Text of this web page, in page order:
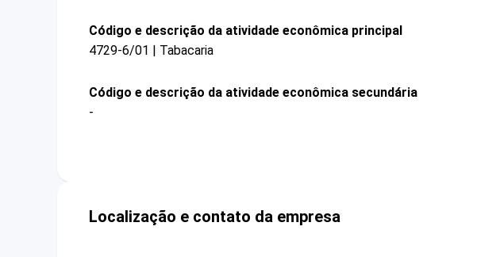
Código e descrição da atividade econômica principal
4729-6/01 | Tabacaria
Código e descrição da atividade econômica secundária
-
Localização e contato da empresa